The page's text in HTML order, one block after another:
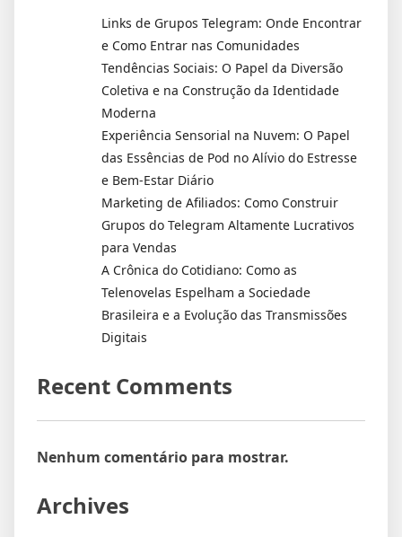
Links de Grupos Telegram: Onde Encontrar
e Como Entrar nas Comunidades
Tendências Sociais: O Papel da Diversão
Coletiva e na Construção da Identidade
Moderna
Experiência Sensorial na Nuvem: O Papel
das Essências de Pod no Alívio do Estresse
e Bem-Estar Diário
Marketing de Afiliados: Como Construir
Grupos do Telegram Altamente Lucrativos
para Vendas
A Crônica do Cotidiano: Como as
Telenovelas Espelham a Sociedade
Brasileira e a Evolução das Transmissões
Digitais
Recent Comments
Nenhum comentário para mostrar.
Archives